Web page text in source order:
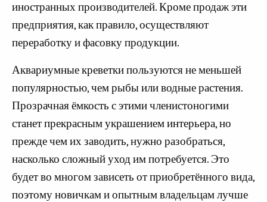
иностранных производителей. Кроме продаж эти
предприятия, как правило, осуществляют
переработку и фасовку продукции.
Аквариумные креветки пользуются не меньшей
популярностью, чем рыбы или водные растения.
Прозрачная ёмкость с этими членистоногими
станет прекрасным украшением интерьера, но
прежде чем их заводить, нужно разобраться,
насколько сложный уход им потребуется. Это
будет во многом зависеть от приобретённого вида,
поэтому новичкам и опытным владельцам лучше